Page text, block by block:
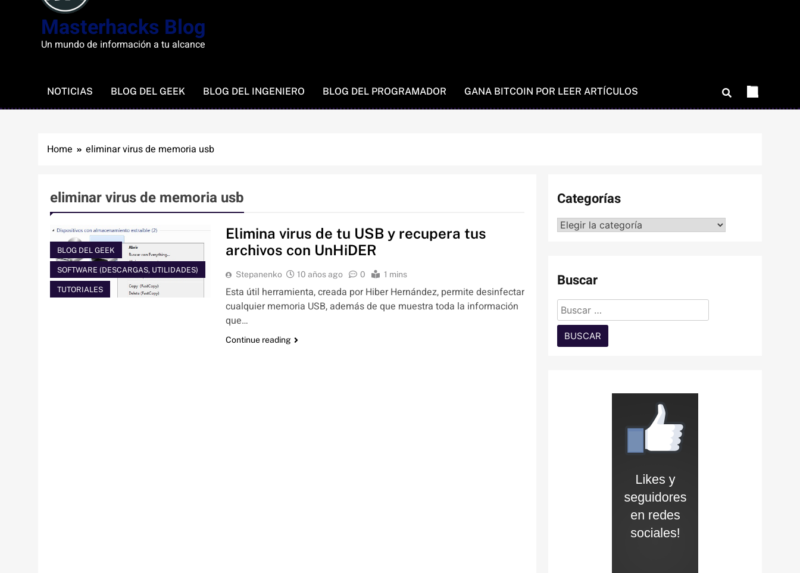
Masterhacks Blog
Un mundo de información a tu alcance
NOTICIAS BLOG DEL GEEK BLOG DEL INGENIERO BLOG DEL PROGRAMADOR GANA BITCOIN POR LEER ARTÍCULOS
Home eliminar virus de memoria usb
eliminar virus de memoria usb
BLOG DEL GEEK
SOFTWARE (DESCARGAS, UTILIDADES)
TUTORIALES
Elimina virus de tu USB y recupera tus
archivos con UnHiDER
Stepanenko 10 años ago 0 1 mins
Esta útil herramienta, creada por Hiber Hernández, permite desinfectar
cualquier memoria USB, además de que muestra toda la información
que…
Continue reading
Categorías
Categorías
Buscar
Buscar: